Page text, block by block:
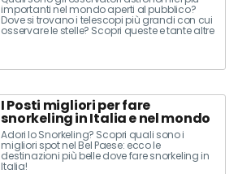
importanti nel mondo aperti al pubblico?
Dove si trovano i telescopi più grandi con cui
osservare le stelle? Scopri queste e tante altre
curiosità nella lista dei 10 osservatori
I Posti migliori per fare
snorkeling in Italia e nel mondo
Adori lo Snorkeling? Scopri quali sono i
migliori spot nel Bel Paese: ecco le
destinazioni più belle dove fare snorkeling in
Italia!